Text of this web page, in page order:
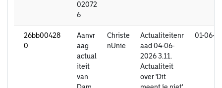
02072
6
26bb00428
0
Aanvr
aag
actual
iteit
van
Christe
nUnie
Actualiteitenr
aad 04-06-
2026 3.11.
Actualiteit
over 'Dit
01-06-